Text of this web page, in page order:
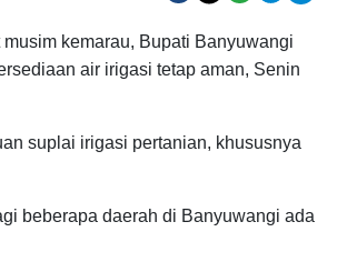
kemarau, Bupati Banyuwangi
air irigasi tetap aman, Senin
suplai irigasi pertanian, khususnya
beberapa daerah di Banyuwangi ada